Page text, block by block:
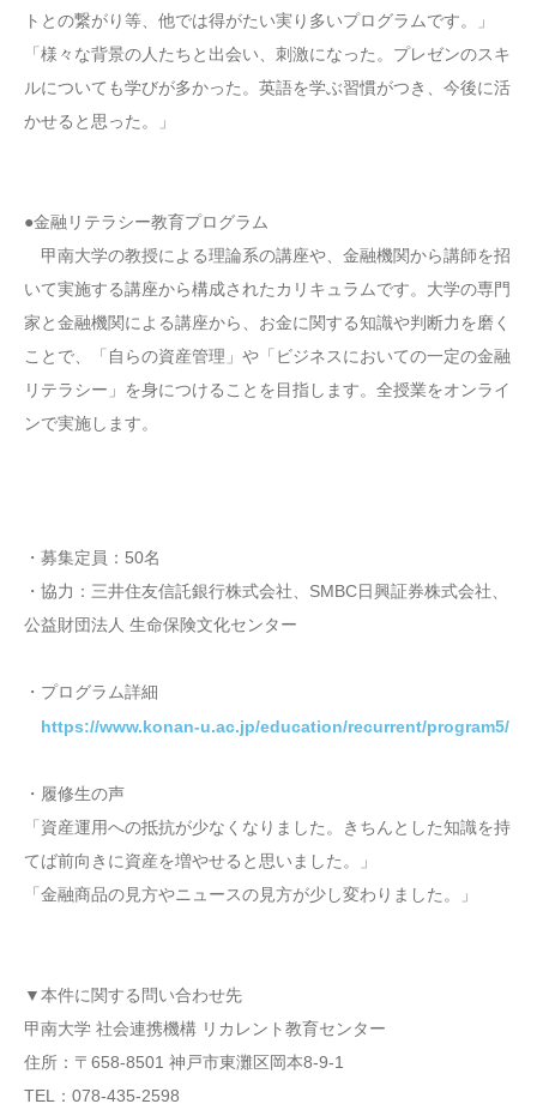
トとの繋がり等、他では得がたい実り多いプログラムです。」
「様々な背景の人たちと出会い、刺激になった。プレゼンのスキ
ルについても学びが多かった。英語を学ぶ習慣がつき、今後に活
かせると思った。」
●金融リテラシー教育プログラム
甲南大学の教授による理論系の講座や、金融機関から講師を招
いて実施する講座から構成されたカリキュラムです。大学の専門
家と金融機関による講座から、お金に関する知識や判断力を磨く
ことで、「自らの資産管理」や「ビジネスにおいての一定の金融
リテラシー」を身につけることを目指します。全授業をオンライ
ンで実施します。
・募集定員：50名
・協力：三井住友信託銀行株式会社、SMBC日興証券株式会社、
公益財団法人 生命保険文化センター
・プログラム詳細
https://www.konan-u.ac.jp/education/recurrent/program5/
・履修生の声
「資産運用への抵抗が少なくなりました。きちんとした知識を持
てば前向きに資産を増やせると思いました。」
「金融商品の見方やニュースの見方が少し変わりました。」
▼本件に関する問い合わせ先
甲南大学 社会連携機構 リカレント教育センター
住所：〒658-8501 神戸市東灘区岡本8-9-1
TEL：078-435-2598